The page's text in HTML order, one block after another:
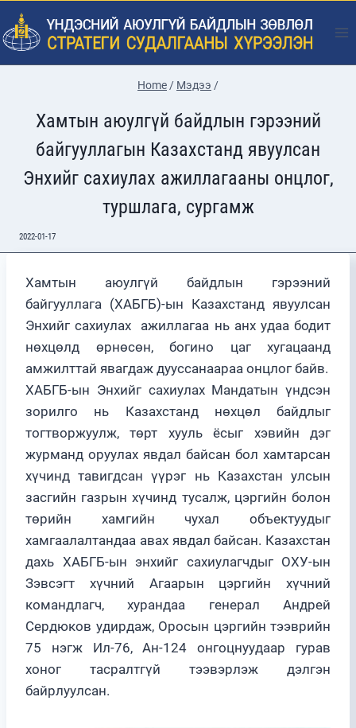
Skip
to
content
Home/ Мэдээ /
Хамтын аюулгүй байдлын гэрээний
байгууллагын Казахстанд явуулсан
Энхийг сахиулах ажиллагааны онцлог,
туршлага, сургамж
2022-01-17
Хамтын аюулгүй байдлын гэрээний
байгууллага (ХАБГБ)-ын Казахстанд явуулсан
Энхийг сахиулах ажиллагаа нь анх удаа бодит
нөхцөлд өрнөсөн, богино цаг хугацаанд
амжилттай явагдаж дууссанаараа онцлог байв.
ХАБГБ-ын Энхийг сахиулах Мандатын үндсэн
зорилго нь Казахстанд нөхцөл байдлыг
тогтворжуулж, төрт хууль ёсыг хэвийн дэг
журманд оруулах явдал байсан бол хамтарсан
хүчинд тавигдсан үүрэг нь Казахстан улсын
засгийн газрын хүчинд тусалж, цэргийн болон
төрийн хамгийн чухал объектуудыг
хамгаалалтандаа авах явдал байсан. Казахстан
дахь ХАБГБ-ын энхийг сахиулагчдыг ОХУ-ын
Зэвсэгт хүчний Агаарын цэргийн хүчний
командлагч, хурандаа генерал Андрей
Сердюков удирдаж, Оросын цэргийн тээврийн
75 нэгж Ил-76, Ан-124 онгоцнуудаар гурав
хоног тасралтгүй тээвэрлэж дэлгэн
байрлуулсан.